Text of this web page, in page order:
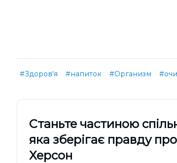
#Здоров'я #напиток #Организм
Cтаньте частиною
яка зберігає правду про
Херсон